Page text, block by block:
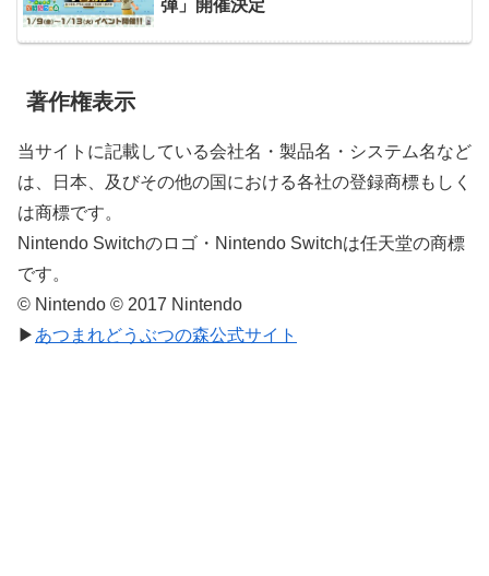
弾」開催決定
著作権表示
当サイトに記載している会社名・製品名・システム名など
は、日本、及びその他の国における各社の登録商標もしく
は商標です。
Nintendo Switchのロゴ・Nintendo Switchは任天堂の商標
です。
© Nintendo © 2017 Nintendo
▶ あつまれどうぶつの森公式サイト